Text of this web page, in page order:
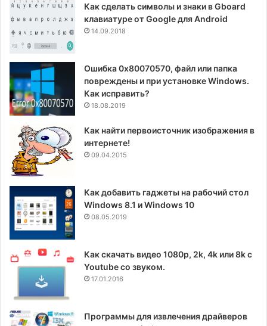
Как сделать символы и знаки в Gboard
клавиатуре от Google для Android
14.09.2018
Ошибка 0x80070570, файл или папка
повреждены и при установке Windows.
Как исправить?
18.08.2019
Как найти первоисточник изображения в
интернете!
09.04.2015
Как добавить гаджеты на рабочий стол
Windows 8.1 и Windows 10
08.05.2019
Как скачать видео 1080p, 2k, 4k или 8k с
Youtube со звуком.
17.01.2016
Программы для извлечения драйверов